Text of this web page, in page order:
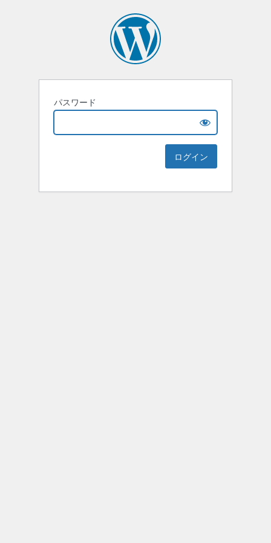
パスワード